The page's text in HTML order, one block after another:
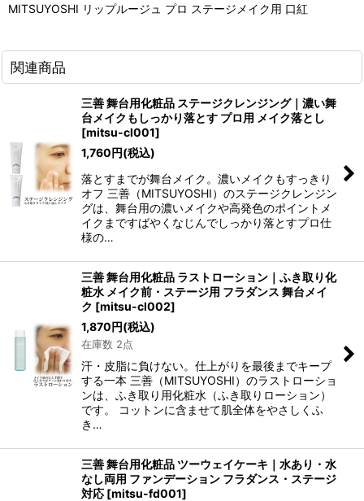
MITSUYOSHI リップルージュ プロ ステージメイク用 口紅
関連商品
三善 舞台用化粧品 ステージクレンジング｜濃い舞
台メイクもしっかり落とす プロ用 メイク落とし
[mitsu-cl001]
1,760円(税込)
落とすまでが舞台メイク。濃いメイクもすっきり
オフ 三善（MITSUYOSHI）のステージクレンジン
グは、舞台用の濃いメイクや高発色のポイントメ
イクまですばやくなじんでしっかり落とすプロ仕
様の…
三善 舞台用化粧品 ラストローション｜ふき取り化
粧水 メイク前・ステージ用 フラダンス 舞台メイ
ク [mitsu-cl002]
1,870円(税込)
在庫数 2点
汗・皮脂に負けない。仕上がりを最後までキープ
する一本 三善（MITSUYOSHI）のラストローショ
ンは、ふき取り用化粧水（ふき取りローション）
です。 コットンに含ませて肌全体をやさしくふ
き…
三善 舞台用化粧品 ツーウェイケーキ｜水あり・水
なし両用 ファンデーション フラダンス・ステージ
対応 [mitsu-fd001]